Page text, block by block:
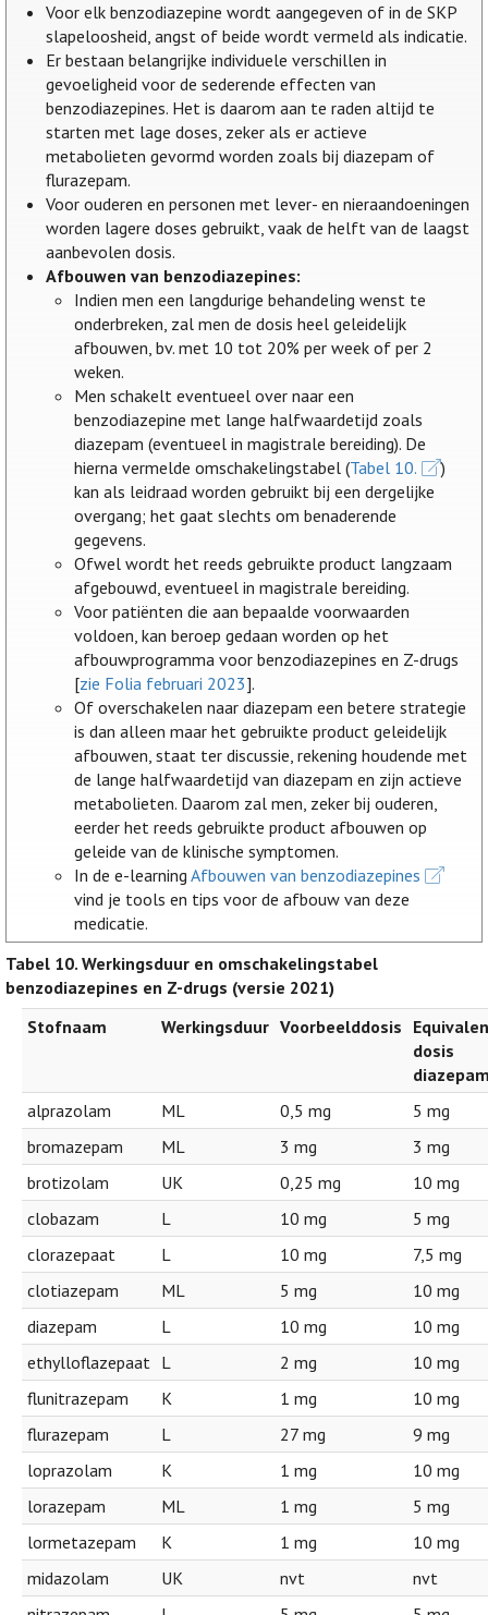
Voor elk benzodiazepine wordt aangegeven of in de SKP
slapeloosheid, angst of beide wordt vermeld als indicatie.
Er bestaan belangrijke individuele verschillen in
gevoeligheid voor de sederende effecten van
benzodiazepines. Het is daarom aan te raden altijd te
starten met lage doses, zeker als er actieve
metabolieten gevormd worden zoals bij diazepam of
flurazepam.
Voor ouderen en personen met lever- en nieraandoeningen
worden lagere doses gebruikt, vaak de helft van de laagst
aanbevolen dosis.
Afbouwen van benzodiazepines:
Indien men een langdurige behandeling wenst te
onderbreken, zal men de dosis heel geleidelijk
afbouwen, bv. met 10 tot 20% per week of per 2
weken.
Men schakelt eventueel over naar een
benzodiazepine met lange halfwaardetijd zoals
diazepam (eventueel in magistrale bereiding). De
hierna vermelde omschakelingstabel (Tabel 10.
)
kan als leidraad worden gebruikt bij een dergelijke
overgang; het gaat slechts om benaderende
gegevens.
Ofwel wordt het reeds gebruikte product langzaam
afgebouwd, eventueel in magistrale bereiding.
Voor patiënten die aan bepaalde voorwaarden
voldoen, kan beroep gedaan worden op het
afbouwprogramma voor benzodiazepines en Z-drugs
[zie Folia februari 2023].
Of overschakelen naar diazepam een betere strategie
is dan alleen maar het gebruikte product geleidelijk
afbouwen, staat ter discussie, rekening houdende met
de lange halfwaardetijd van diazepam en zijn actieve
metabolieten. Daarom zal men, zeker bij ouderen,
eerder het reeds gebruikte product afbouwen op
geleide van de klinische symptomen.
In de e-learningAfbouwen van benzodiazepines
vind je tools en tips voor de afbouw van deze
medicatie.
Tabel 10. Werkingsduur en omschakelingstabel
benzodiazepines en Z-drugs (versie 2021)
Stofnaam
Werkingsduur Voorbeelddosis
dosis
alprazolam
ML 0,5 mg
5 mg
bromazepam
ML 3 mg
3 mg
brotizolam
UK 0,25 mg
10 mg
clobazam
L 10 mg
5 mg
clorazepaat
L 10 mg
7,5 mg
clotiazepam
ML 5 mg
10 mg
diazepam
L 10 mg
10 mg
ethylloflazepaat L 2 mg
10 mg
flunitrazepam
K 1 mg
10 mg
flurazepam
L 27 mg
9 mg
loprazolam
K 1 mg
10 mg
lorazepam
ML 1 mg
5 mg
lormetazepam
K 1 mg
10 mg
midazolam
UK nvt
nvt